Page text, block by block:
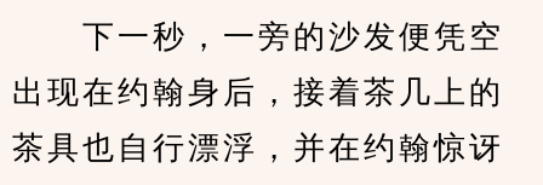
下一秒，一旁的沙发便凭空
出现在约翰身后，接着茶几上的
茶具也自行漂浮，并在约翰惊讶